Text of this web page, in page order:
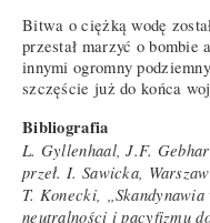
Bitwa o ciężką wodę
przestał marzyć o
innymi ogromny
szczęście już do końca
Bibliografia
L. Gyllenhaal, J.F.
przeł. I. Sawicka,
T. Konecki,
neutralności i pacyfizmu